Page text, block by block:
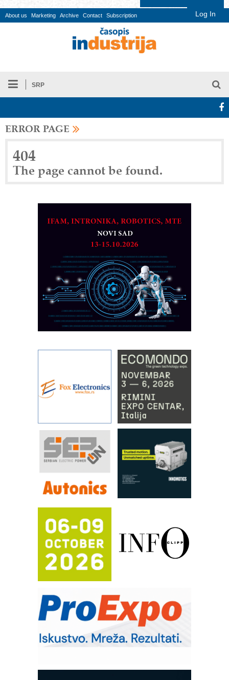
Log In
About us Marketing Archive Contact Subscription
SRP
ERROR PAGE
404
The page cannot be found.